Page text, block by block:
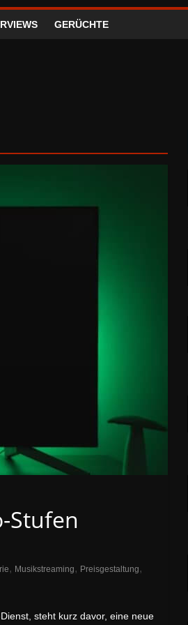
GERÜCHTE
Stufen
, Musikstreaming, Preisgestaltung,
steht kurz davor, eine neue